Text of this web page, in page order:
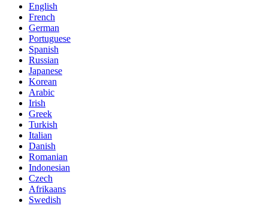
English
French
German
Portuguese
Spanish
Russian
Japanese
Korean
Arabic
Irish
Greek
Turkish
Italian
Danish
Romanian
Indonesian
Czech
Afrikaans
Swedish